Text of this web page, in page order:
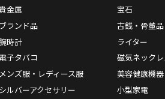
金属
ブランド品
時計
電子タバコ
メンズ服・レディース服
シルバーアクセサリー
宝石
古銭・骨董品
ライター
磁気ネック
美容健康機器
小型家電